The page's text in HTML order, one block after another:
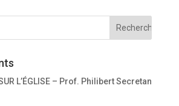
L’ÉGLISE – Prof. Philibert Secretan